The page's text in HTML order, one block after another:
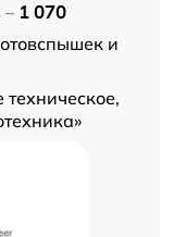
1 070
и